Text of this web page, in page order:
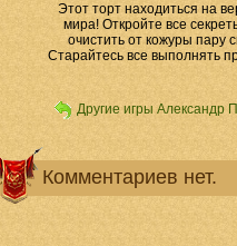
Этот торт находиться на
мира! Откройте все
очистить от кожуры пару
Старайтесь все выполнять
Другие игры Александр
Комментариев нет.